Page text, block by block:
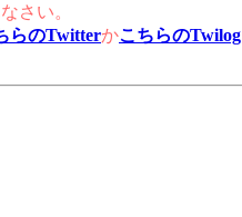
さい。
らのTwitterかこちらのTwilog